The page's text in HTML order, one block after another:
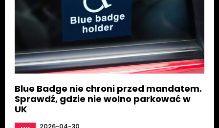
Blue Badge nie chroni przed mandatem.
Sprawdź, gdzie nie wolno parkować w
UK
2026-04-30